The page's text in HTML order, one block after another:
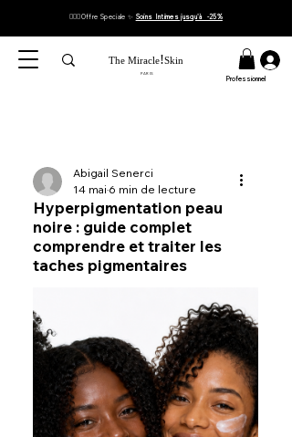
👉🏼✨Offre Speciale ✨ Soins Intimes jusqu'à -25%
The Miracle!Skin
PARIS
Professionnel
Hyperpigmentation peau
noire : guide complet
comprendre et traiter les
taches pigmentaires
Abigail Senerci
14 mai 6 min de lecture